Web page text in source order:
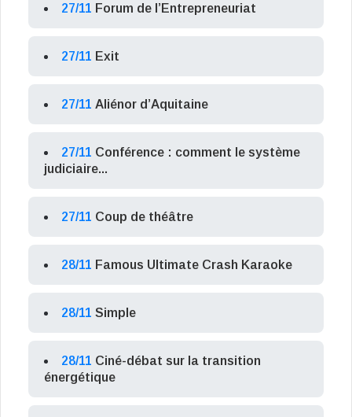
27/11 Forum de l’Entrepreneuriat
27/11 Exit
27/11 Aliénor d’Aquitaine
27/11 Conférence : comment le système
judiciaire...
27/11 Coup de théâtre
28/11 Famous Ultimate Crash Karaoke
28/11 Simple
28/11 Ciné-débat sur la transition
énergétique